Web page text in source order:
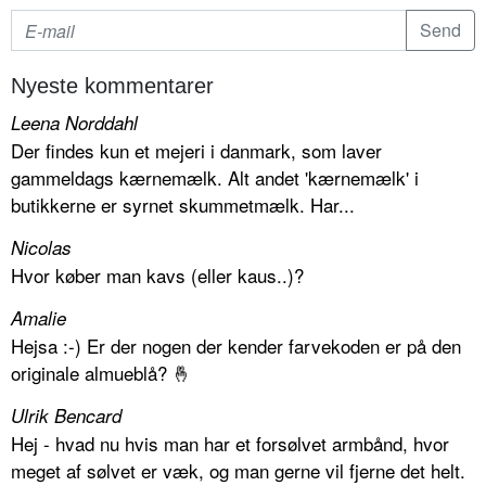
Nyeste kommentarer
Leena Norddahl
Der findes kun et mejeri i danmark, som laver
gammeldags kærnemælk. Alt andet 'kærnemælk' i
butikkerne er syrnet skummetmælk. Har...
Nicolas
Hvor køber man kavs (eller kaus..)?
Amalie
Hejsa :-) Er der nogen der kender farvekoden er på den
originale almueblå? 🤞
Ulrik Bencard
Hej - hvad nu hvis man har et forsølvet armbånd, hvor
meget af sølvet er væk, og man gerne vil fjerne det helt.